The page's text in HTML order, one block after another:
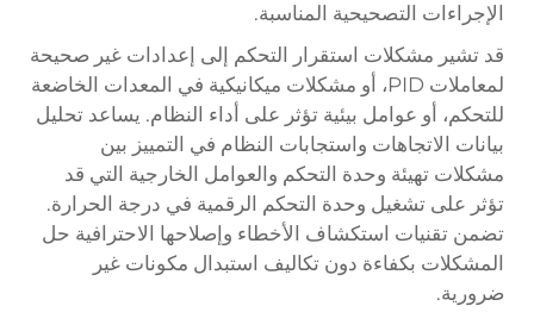
الإجراءات التصحيحية المناسبة.
قد تشير مشكلات استقرار التحكم إلى إعدادات غير صحيحة
لمعاملات PID، أو مشكلات ميكانيكية في المعدات الخاضعة
للتحكم، أو عوامل بيئية تؤثر على أداء النظام. يساعد تحليل
بيانات الاتجاهات واستجابات النظام في التمييز بين
مشكلات تهيئة وحدة التحكم والعوامل الخارجية التي قد
تؤثر على تشغيل وحدة التحكم الرقمية في درجة الحرارة.
تضمن تقنيات استكشاف الأخطاء وإصلاحها الاحترافية حل
المشكلات بكفاءة دون تكاليف استبدال مكونات غير
ضرورية.